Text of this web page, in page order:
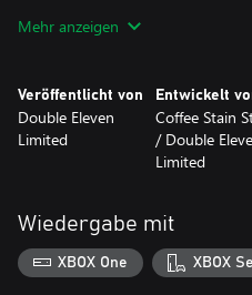
ist das hier 'Goat Simulator'.
Mehr anzeigen
Veröffentlicht von
Double Eleven
Limited
Entwickelt
Coffee Stain
/ Double
Limited
Wiedergabe mit
XBOX One XBOX